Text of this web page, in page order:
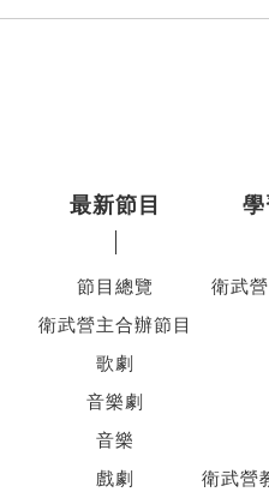
最新節目
節目總覽
衛武營主合辦節目
歌劇
音樂劇
音樂
戲劇
衛武
衛武營